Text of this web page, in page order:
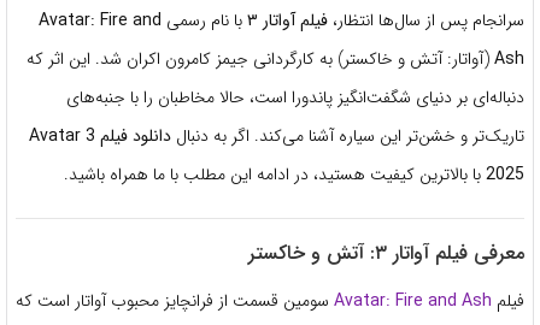
سرانجام پس از سال‌ها انتظار، فیلم آواتار ۳ با نام رسمی Avatar: Fire and
Ash(آواتار: آتش و خاکستر) به کارگردانی جیمز کامرون اکران شد. این اثر که
دنباله‌ای بر دنیای شگفت‌انگیز پاندورا است، حالا مخاطبان را با جنبه‌های
تاریک‌تر و خشن‌تر این سیاره آشنا می‌کند. اگر به دنبال
دانلود فیلم Avatar 3
2025با بالاترین کیفیت هستید، در ادامه این مطلب با ما همراه باشید.
معرفی فیلم آواتار ۳: آتش و خاکستر
فیلم Avatar: Fire and Ash سومین قسمت از فرانچایز محبوب آواتار است که